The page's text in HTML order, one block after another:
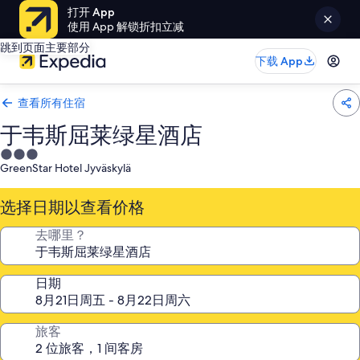
打开 App
使用 App 解锁折扣立减
跳到页面主要部分
下载 App
查看所有住宿
于韦斯屈莱绿星酒店
3.0
星
住
宿
GreenStar Hotel Jyväskylä
选择日期以查看价格
去哪里？
日期
旅客